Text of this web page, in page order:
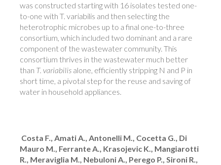
was constructed starting with 16 isolates tested one-
to-one with T. variabilis and then selecting the
heterotrophic microbes up to a final one-to-three
consortium, which included two dominant and a rare
component of the wastewater community. This
consortium thrives in the wastewater much better
than T. variabilis alone, efficiently stripping N and P in
short time, a pivotal step for the reuse and saving of
water in household appliances.
Costa F., Amati A., Antonelli M., Cocetta G., Di
Mauro M., Ferrante A., Krasojevic K., Mangiarotti
R., Meraviglia M., Nebuloni A., Perego P., Sironi R.,